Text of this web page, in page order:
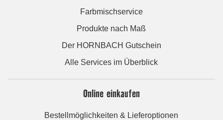
Farbmischservice
Produkte nach Maß
Der HORNBACH Gutschein
Alle Services im Überblick
Online einkaufen
Bestellmöglichkeiten & Lieferoptionen